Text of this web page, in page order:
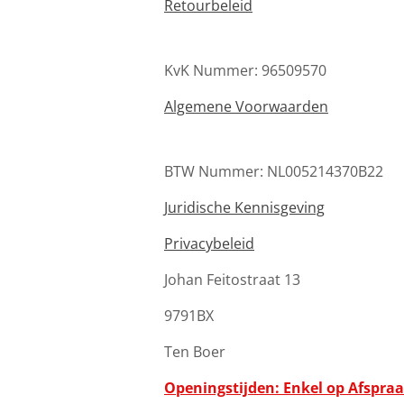
Retourbeleid
KvK Nummer: 96509570
Algemene Voorwaarden
BTW Nummer: NL005214370B22
Juridische Kennisgeving
Privacybeleid
Johan Feitostraat 13
9791BX
Ten Boer
Openingstijden: Enkel op